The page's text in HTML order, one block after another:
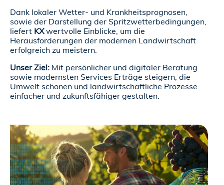
Dank lokaler Wetter- und Krankheitsprognosen,
sowie der Darstellung der Spritzwetterbedingungen,
liefert KXwertvolle Einblicke, um die
Herausforderungen der modernen Landwirtschaft
erfolgreich zu meistern.
Unser Ziel: Mit persönlicher und digitaler Beratung
sowie modernsten Services Erträge steigern, die
Umwelt schonen und landwirtschaftliche Prozesse
einfacher und zukunftsfähiger gestalten.